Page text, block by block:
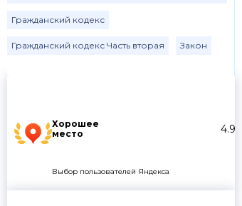
Хорошее
место
4.9
Выбор пользователей Яндекса
Гражданский кодекс
Гражданский кодекс Часть вторая Закон